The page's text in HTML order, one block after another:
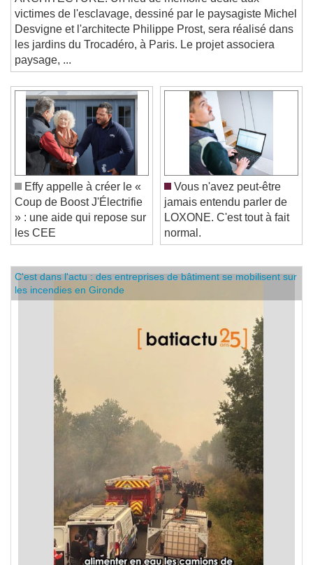
ARCHITECTURE. Un lieu de mémoire dédié aux
victimes de l'esclavage, dessiné par le paysagiste Michel
Desvigne et l'architecte Philippe Prost, sera réalisé dans
les jardins du Trocadéro, à Paris. Le projet associera
paysage, ...
Effy appelle à créer le «
Coup de Boost J'Électrifie
» : une aide qui repose sur
les CEE
Vous n'avez peut-être
jamais entendu parler de
LOXONE. C'est tout à fait
normal.
C'est dans l'actu : des entreprises de bâtiment se mobilisent sur
les incendies en Gironde